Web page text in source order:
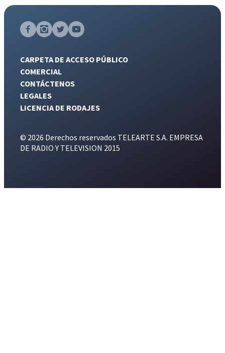
CARPETA DE ACCESO PÚBLICO
COMERCIAL
CONTÁCTENOS
LEGALES
LICENCIA DE RODAJES
© 2026 Derechos reservados TELEARTE S.A. EMPRESA
DE RADIO Y TELEVISION 2015